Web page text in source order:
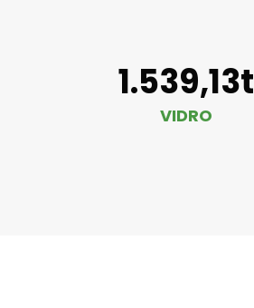
1.539,13t
VIDRO